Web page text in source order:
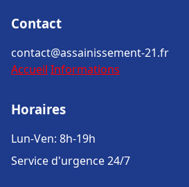
Contact
contact@assainissement-21.fr
Accueil Informations
Horaires
Lun-Ven: 8h-19h
Service d'urgence 24/7